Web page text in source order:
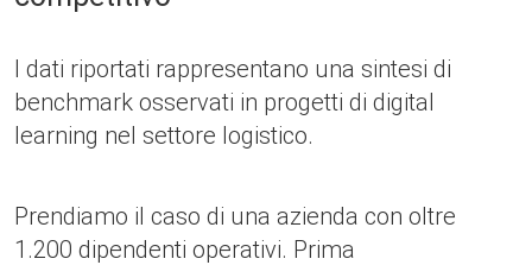
I dati riportati rappresentano una sintesi di
benchmark osservati in progetti di digital
learning nel settore logistico.
Prendiamo il caso di una azienda con oltre
1.200 dipendenti operativi. Prima